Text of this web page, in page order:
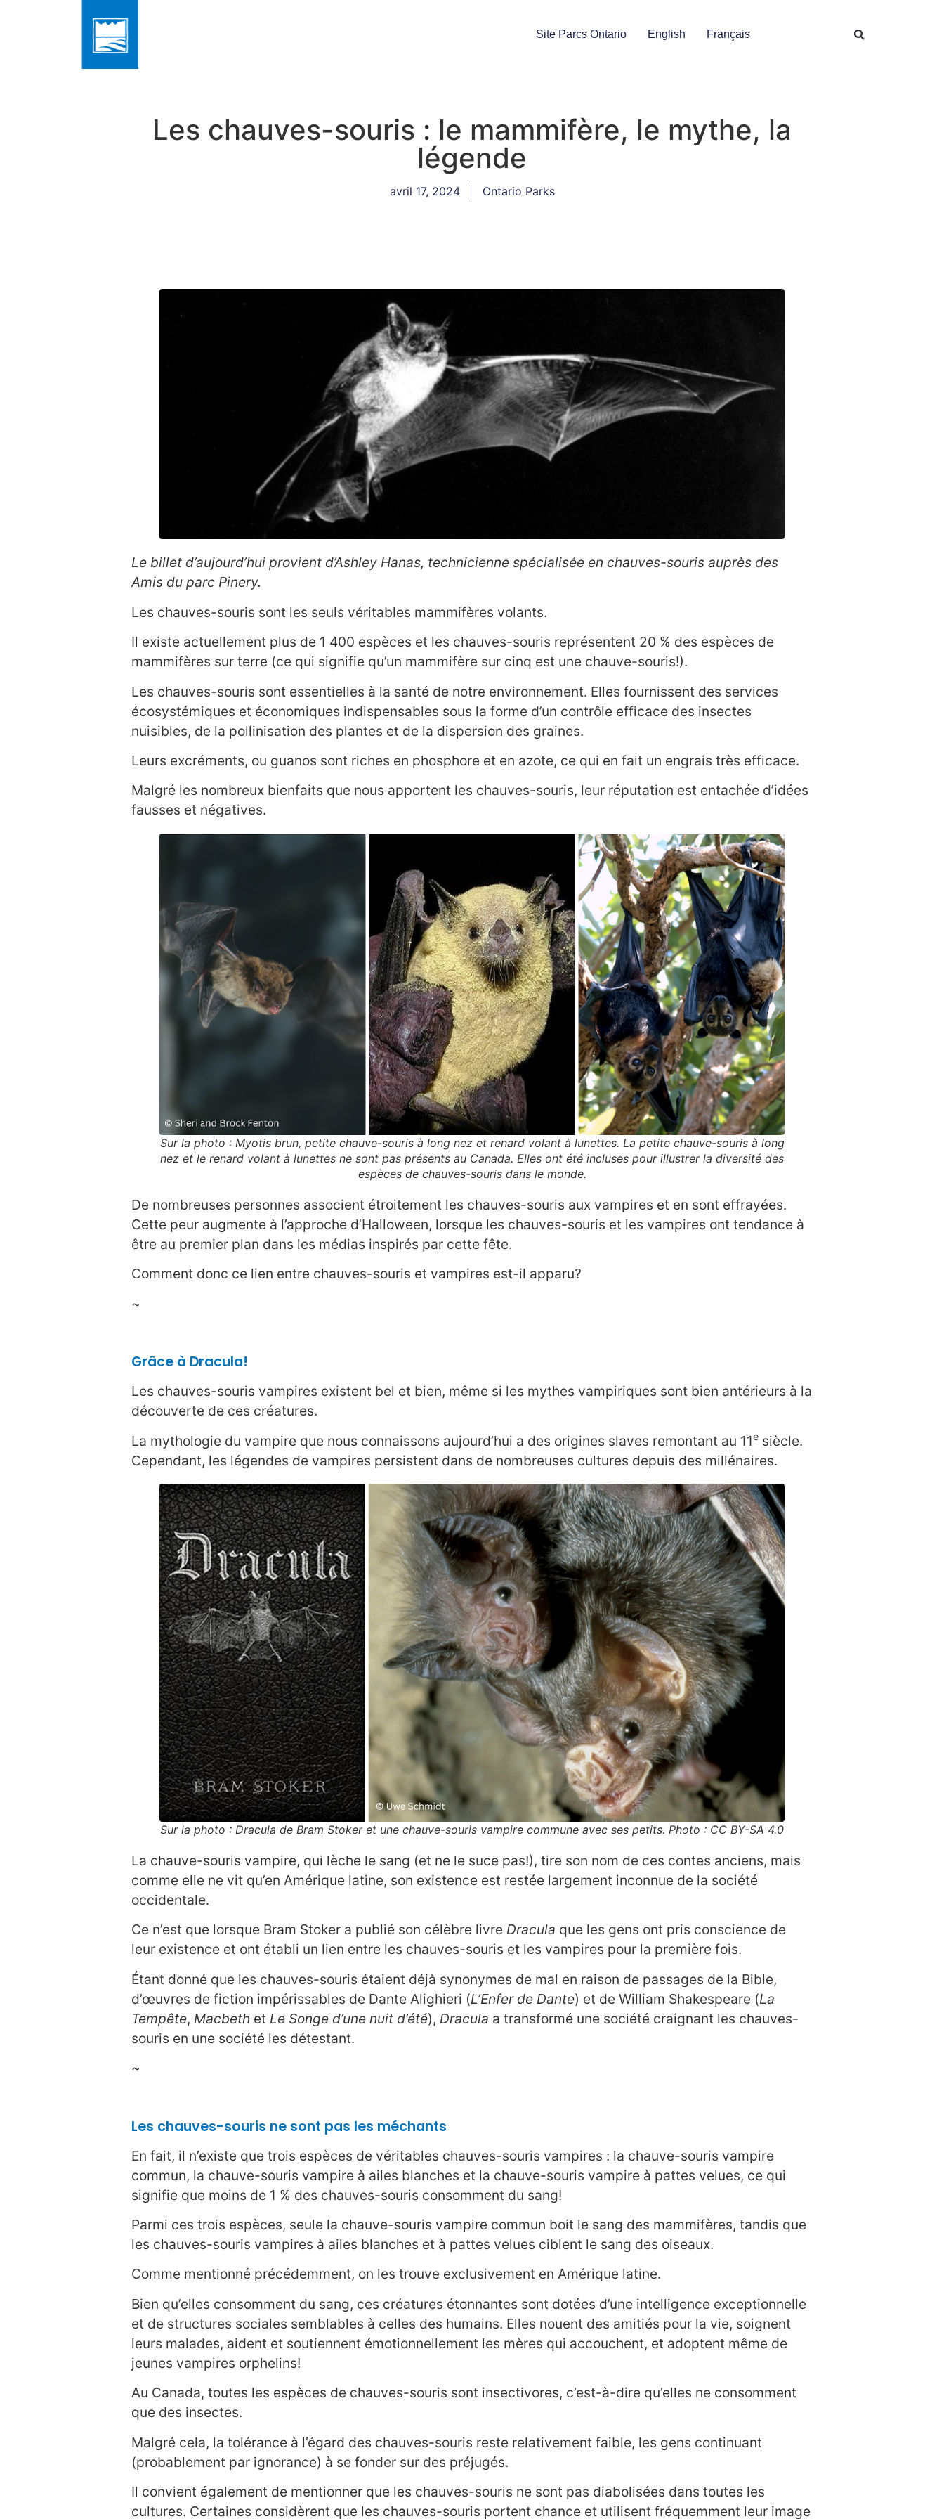
Site Parcs Ontario English Français
Les chauves-souris : le mammifère, le mythe, la
légende
avril 17, 2024 Ontario Parks
Le billet d’aujourd’hui provient d’Ashley Hanas, technicienne spécialisée en chauves-souris auprès des
Amis du parc Pinery.
Les chauves-souris sont les seuls véritables mammifères volants.
Il existe actuellement plus de 1 400 espèces et les chauves-souris représentent 20 % des espèces de
mammifères sur terre (ce qui signifie qu’un mammifère sur cinq est une chauve-souris!).
Les chauves-souris sont essentielles à la santé de notre environnement. Elles fournissent des services
écosystémiques et économiques indispensables sous la forme d’un contrôle efficace des insectes
nuisibles, de la pollinisation des plantes et de la dispersion des graines.
Leurs excréments, ou guanos sont riches en phosphore et en azote, ce qui en fait un engrais très efficace.
Malgré les nombreux bienfaits que nous apportent les chauves-souris, leur réputation est entachée d’idées
fausses et négatives.
Sur la photo : Myotis brun, petite chauve-souris à long nez et renard volant à lunettes. La petite chauve-souris à long
nez et le renard volant à lunettes ne sont pas présents au Canada. Elles ont été incluses pour illustrer la diversité des
espèces de chauves-souris dans le monde.
De nombreuses personnes associent étroitement les chauves-souris aux vampires et en sont effrayées.
Cette peur augmente à l’approche d’Halloween, lorsque les chauves-souris et les vampires ont tendance à
être au premier plan dans les médias inspirés par cette fête.
Comment donc ce lien entre chauves-souris et vampires est-il apparu?
~
Grâce à Dracula!
Les chauves-souris vampires existent bel et bien, même si les mythes vampiriques sont bien antérieurs à la
découverte de ces créatures.
La mythologie du vampire que nous connaissons aujourd’hui a des origines slaves remontant au 11e siècle.
Cependant, les légendes de vampires persistent dans de nombreuses cultures depuis des millénaires.
Sur la photo : Dracula de Bram Stoker et une chauve-souris vampire commune avec ses petits. Photo : CC BY-SA 4.0
La chauve-souris vampire, qui lèche le sang (et ne le suce pas!), tire son nom de ces contes anciens, mais
comme elle ne vit qu’en Amérique latine, son existence est restée largement inconnue de la société
occidentale.
Ce n’est que lorsque Bram Stoker a publié son célèbre livre Dracula que les gens ont pris conscience de
leur existence et ont établi un lien entre les chauves-souris et les vampires pour la première fois.
Étant donné que les chauves-souris étaient déjà synonymes de mal en raison de passages de la Bible,
d’œuvres de fiction impérissables de Dante Alighieri (L’Enfer de Dante) et de William Shakespeare (La
Tempête, Macbeth et Le Songe d’une nuit d’été), Dracula a transformé une société craignant les chauves-
souris en une société les détestant.
~
Les chauves-souris ne sont pas les méchants
En fait, il n’existe que trois espèces de véritables chauves-souris vampires : la chauve-souris vampire
commun, la chauve-souris vampire à ailes blanches et la chauve-souris vampire à pattes velues, ce qui
signifie que moins de 1 % des chauves-souris consomment du sang!
Parmi ces trois espèces, seule la chauve-souris vampire commun boit le sang des mammifères, tandis que
les chauves-souris vampires à ailes blanches et à pattes velues ciblent le sang des oiseaux.
Comme mentionné précédemment, on les trouve exclusivement en Amérique latine.
Bien qu’elles consomment du sang, ces créatures étonnantes sont dotées d’une intelligence exceptionnelle
et de structures sociales semblables à celles des humains. Elles nouent des amitiés pour la vie, soignent
leurs malades, aident et soutiennent émotionnellement les mères qui accouchent, et adoptent même de
jeunes vampires orphelins!
Au Canada, toutes les espèces de chauves-souris sont insectivores, c’est-à-dire qu’elles ne consomment
que des insectes.
Malgré cela, la tolérance à l’égard des chauves-souris reste relativement faible, les gens continuant
(probablement par ignorance) à se fonder sur des préjugés.
Il convient également de mentionner que les chauves-souris ne sont pas diabolisées dans toutes les
cultures. Certaines considèrent que les chauves-souris portent chance et utilisent fréquemment leur image